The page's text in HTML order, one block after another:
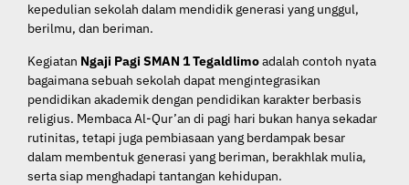
kepedulian sekolah dalam mendidik generasi yang unggul,
berilmu, dan beriman.
Kegiatan Ngaji Pagi SMAN 1 Tegaldlimoadalah contoh nyata
bagaimana sebuah sekolah dapat mengintegrasikan
pendidikan akademik dengan pendidikan karakter berbasis
religius. Membaca Al-Qur’an di pagi hari bukan hanya sekadar
rutinitas, tetapi juga pembiasaan yang berdampak besar
dalam membentuk generasi yang beriman, berakhlak mulia,
serta siap menghadapi tantangan kehidupan.